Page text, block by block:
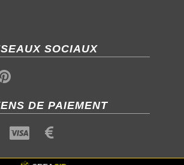
SOCIAUX
DE PAIEMENT